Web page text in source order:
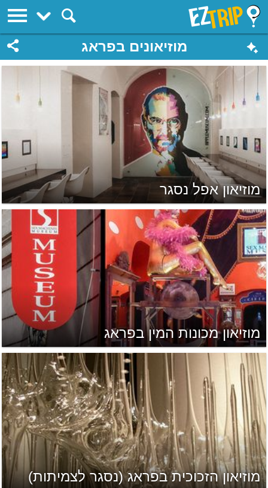
EZTrip
מוזיאונים בפראג
מוזיאון אפל נסגר
מוזיאון מכונות המין בפראג
מוזיאון הזכוכית בפראג (נסגר לצמיתות)